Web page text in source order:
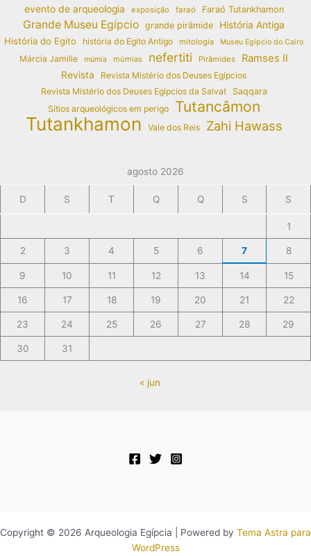
evento de arqueologia exposição faraó Faraó Tutankhamon
Grande Museu Egípcio grande pirâmide
História Antiga
História do Egito
história do Egito Antigo mitologia Museu Egípcio do Cairo
Márcia Jamille múmia múmias nefertiti Pirâmides Ramses II
Revista
Revista Mistério dos Deuses Egípcios
Revista Mistério dos Deuses Egípcios da Salvat
Saqqara
Sítios arqueológicos em perigo
Tutancâmon
Tutankhamon Vale dos Reis Zahi Hawass
agosto 2026
D S T Q Q S S
1
2 3 4 5 6 7 8
9 10 11 12 13 14 15
16 17 18 19 20 21 22
23 24 25 26 27 28 29
30 31
« jun
Copyright © 2026 Arqueologia Egípcia | Powered by Tema Astra para
WordPress